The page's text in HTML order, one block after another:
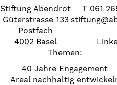
Stiftung Abendrot
Güterstrasse 133
Postfach
4002 Basel
T 061
stiftung@
Themen:
40 Jahre Engagement
Areal nachhaltig